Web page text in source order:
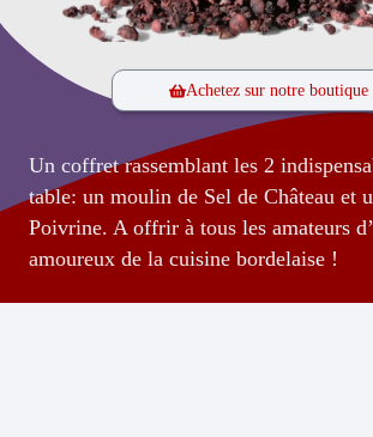
Achetez sur notre boutique
Un coffret rassemblant les 2
table: un moulin de Sel de Château et
Poivrine. A offrir à tous les amateurs
amoureux de la cuisine bordelaise !